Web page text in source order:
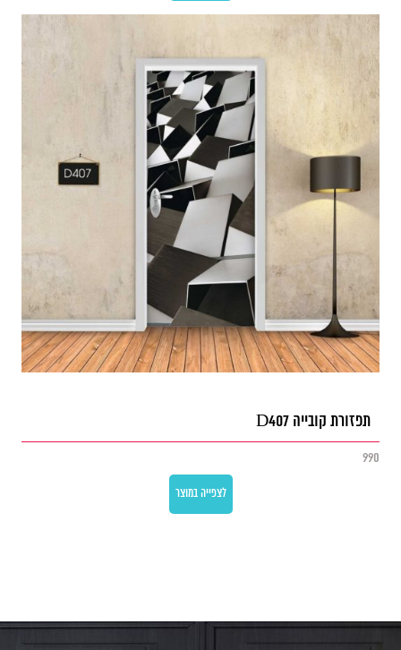
תפזורת קובייה D407
990
לצפייה במוצר